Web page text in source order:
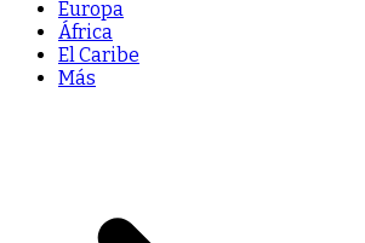
Europa
África
El Caribe
Más